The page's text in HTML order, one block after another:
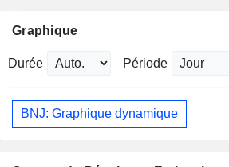
Graphique
Durée Période
BNJ: Graphique dynamique